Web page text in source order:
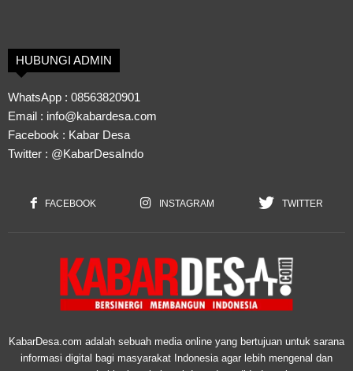
HUBUNGI ADMIN
WhatsApp : 08563820901
Email : info@kabardesa.com
Facebook : Kabar Desa
Twitter : @KabarDesaIndo
FACEBOOK INSTAGRAM TWITTER
KabarDesa.com adalah sebuah media online yang bertujuan untuk sarana
informasi digital bagi masyarakat Indonesia agar lebih mengenal dan